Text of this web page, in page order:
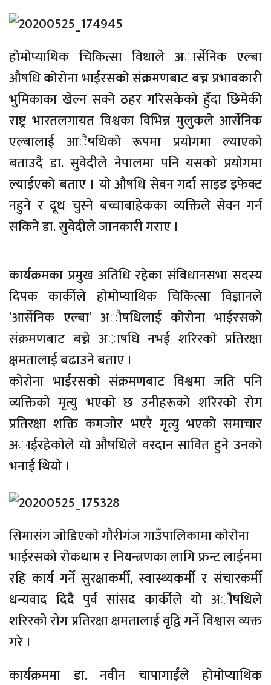
हाेमाेप्याथिक चिकित्सा विधाले अार्सेनिक एल्बा
औषधि काेराेना भाईरसकाे संक्रमणबाट बच्न प्रभावकारी
भुमिकाका खेल्न सक्ने ठहर गरिसकेकाे हुँदा छिमेकी
राष्ट्र भारतलगायत विश्वका विभिन्न मुलुकले आर्सेनिक
एल्बालाई आैषधिकाे रूपमा प्रयाेगमा ल्याएकाे
बताउदै डा. सुवेदीले नेपालमा पनि यसकाे प्रयाेगमा
ल्याईएकाे बताए । याे औषधि सेवन गर्दा साइड इफेक्ट
नहुने र दूध चुस्ने बच्चाबाहेकका व्यक्तिले सेवन गर्न
सकिने डा. सुवेदीले जानकारी गराए ।
कार्यक्रमका प्रमुख अतिधि रहेका संविधानसभा सदस्य
दिपक कार्कीले हाेमाेप्याथिक चिकित्सा विज्ञानले
‘आर्सेनिक एल्बा’ अाैषधिलाई काेराेना भाईरसकाे
संक्रमणबाट बच्ने अा‌षधि नभई शरिरकाे प्रतिरक्षा
क्षमतालाई बढाउने बताए ।
काेराेना भाईरसकाे संक्रमणबाट विश्वमा जति पनि
व्यक्तिकाे मृत्यु भएकाे छ उनीहरूकाे शरिरकाे राेग
प्रतिरक्षा शक्ति कमजाेर भएरै मृत्यु भएकाे समाचार
अाईरहेकाेले याे औषधिले वरदान सावित हुने उनकाे
भनाई थियाे ।
सिमासंग जाेडिएकाे गाैरीगंज गाउँपालिकामा काेराेना
भाईरसकाे राेकथाम र नियन्त्रणका लागि फ्रन्ट लाईनमा
रहि कार्य गर्ने सुरक्षाकर्मी, स्वास्थ्यकर्मी र संचारकर्मी
धन्यवाद दिदै पुर्व सांसद कार्कीले याे अाैषधिले
शरिरकाे राेग प्रतिरक्षा क्षमतालाई वृद्वि गर्ने विश्वास व्यक्त
गरे ।
कार्यक्रममा डा. नवीन चापागाईंले हाेमाेप्याथिक